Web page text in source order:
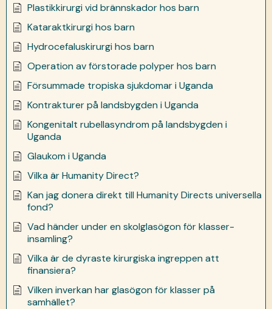
Plastikkirurgi vid brännskador hos barn
Kataraktkirurgi hos barn
Hydrocefaluskirurgi hos barn
Operation av förstorade polyper hos barn
Försummade tropiska sjukdomar i Uganda
Kontrakturer på landsbygden i Uganda
Kongenitalt rubellasyndrom på landsbygden i
Uganda
Glaukom i Uganda
Vilka är Humanity Direct?
Kan jag donera direkt till Humanity Directs universella
fond?
Vad händer under en skolglasögon för klasser-
insamling?
Vilka är de dyraste kirurgiska ingreppen att
finansiera?
Vilken inverkan har glasögon för klasser på
samhället?